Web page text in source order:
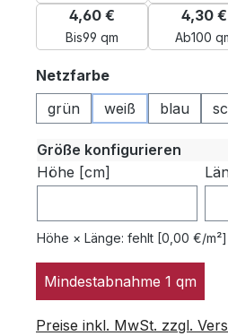
Bis99 qm
4,60 €
Ab100
4,30 €
Netzfarbeauswählen
grün
weiß blau
Größe konfigurieren
Höhe [cm]
Höhe × Länge: fehlt [0,00 €/m²]
Mindestabnahme 1 qm
Preise inkl. MwSt. zzgl.